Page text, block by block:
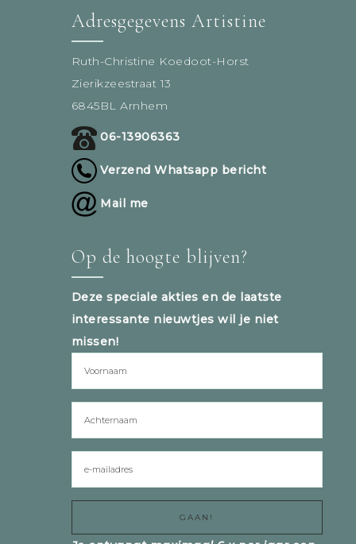
Adresgegevens Artistine
Ruth-Christine Koedoot-Horst
Zierikzeestraat 13
6845BL Arnhem
06-13906363
Verzend Whatsapp bericht
Mail me
Op de hoogte blijven?
Deze speciale akties en de laatste
interessante nieuwtjes wil je niet
missen!